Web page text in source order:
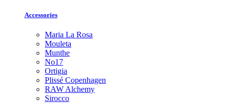
Accessories
Maria La Rosa
Mouleta
Munthe
No17
Ortigia
Plissé Copenhagen
RAW Alchemy
Sirocco